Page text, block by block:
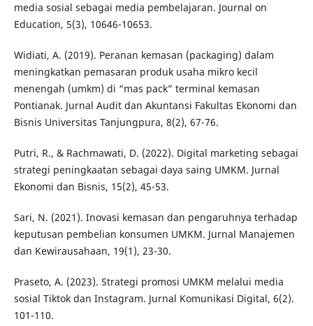
media sosial sebagai media pembelajaran. Journal on
Education, 5(3), 10646-10653.
Widiati, A. (2019). Peranan kemasan (packaging) dalam
meningkatkan pemasaran produk usaha mikro kecil
menengah (umkm) di “mas pack” terminal kemasan
Pontianak. Jurnal Audit dan Akuntansi Fakultas Ekonomi dan
Bisnis Universitas Tanjungpura, 8(2), 67-76.
Putri, R., & Rachmawati, D. (2022). Digital marketing sebagai
strategi peningkaatan sebagai daya saing UMKM. Jurnal
Ekonomi dan Bisnis, 15(2), 45-53.
Sari, N. (2021). Inovasi kemasan dan pengaruhnya terhadap
keputusan pembelian konsumen UMKM. Jurnal Manajemen
dan Kewirausahaan, 19(1), 23-30.
Praseto, A. (2023). Strategi promosi UMKM melalui media
sosial Tiktok dan Instagram. Jurnal Komunikasi Digital, 6(2).
101-110.